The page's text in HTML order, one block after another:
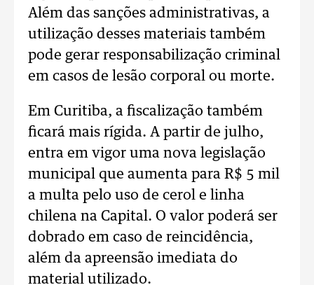
Além das sanções administrativas, a
utilização desses materiais também
pode gerar responsabilização criminal
em casos de lesão corporal ou morte.
Em Curitiba, a fiscalização também
ficará mais rígida. A partir de julho,
entra em vigor uma nova legislação
municipal que aumenta para R$ 5 mil
a multa pelo uso de cerol e linha
chilena na Capital. O valor poderá ser
dobrado em caso de reincidência,
além da apreensão imediata do
material utilizado.